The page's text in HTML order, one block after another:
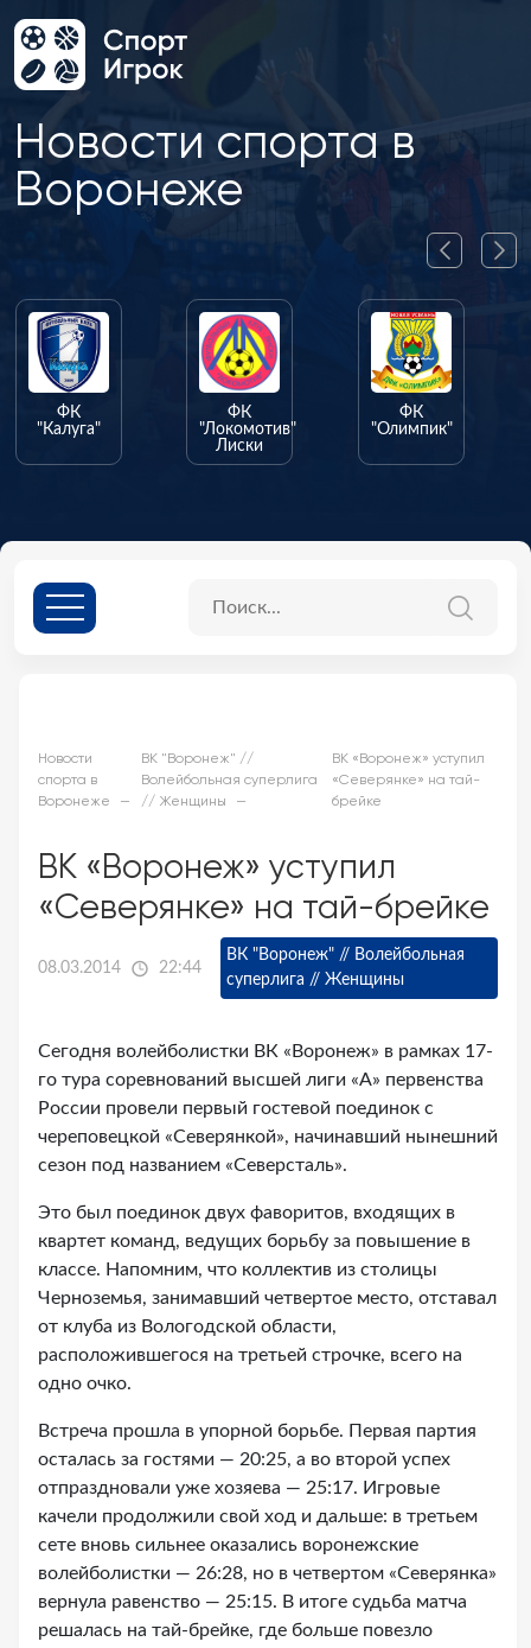
Новости спорта в
Воронеже
ФК
"Калуга"
ФК
"Локомотив"
Лиски
ФК
"Олимпик"
Новости
спорта в
Воронеже
ВК "Воронеж" //
Волейбольная суперлига
// Женщины
ВК «Воронеж» уступил
«Северянке» на тай-
брейке
ВК «Воронеж» уступил
«Северянке» на тай-брейке
08.03.2014 22:44
ВК "Воронеж" // Волейбольная
суперлига // Женщины
Сегодня волейболистки ВК «Воронеж» в рамках 17-
го тура соревнований высшей лиги «А» первенства
России провели первый гостевой поединок с
череповецкой «Северянкой», начинавший нынешний
сезон под названием «Северсталь».
Это был поединок двух фаворитов, входящих в
квартет команд, ведущих борьбу за повышение в
классе. Напомним, что коллектив из столицы
Черноземья, занимавший четвертое место, отставал
от клуба из Вологодской области,
расположившегося на третьей строчке, всего на
одно очко.
Встреча прошла в упорной борьбе. Первая партия
осталась за гостями — 20:25, а во второй успех
отпраздновали уже хозяева — 25:17. Игровые
качели продолжили свой ход и дальше: в третьем
сете вновь сильнее оказались воронежские
волейболистки — 26:28, но в четвертом «Северянка»
вернула равенство — 25:15. В итоге судьба матча
решалась на тай-брейке, где больше повезло